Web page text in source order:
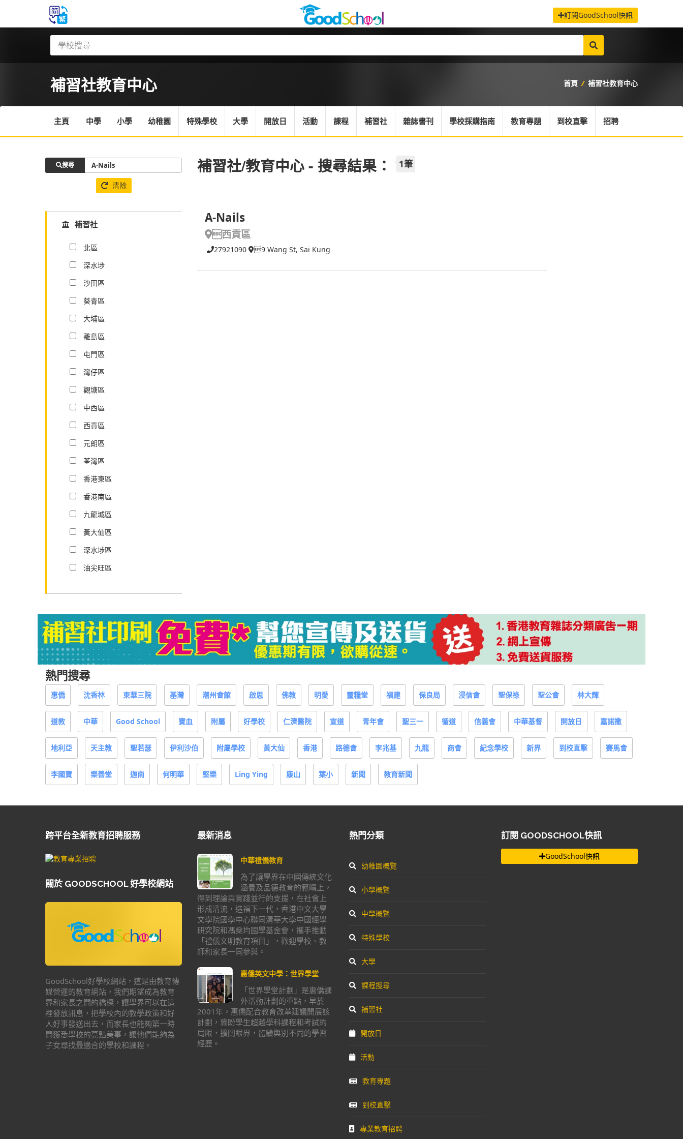
訂閱GoodSchool快訊
補習社教育中心 首頁 / 補習社教育中心
主頁 中學 小學 幼稚園 特殊學校 大學 開放日 活動 課程 補習社 雜誌書刊 學校採購指南 教育專題 到校直擊 招聘
補習社/教育中心 - 搜尋結果： 1筆
A-Nails
西貢區
27921090 9 Wang St, Sai Kung
搜尋
清除
補習社
北區
深水埗
沙田區
葵青區
大埔區
離島區
屯門區
灣仔區
觀塘區
中西區
西貢區
元朗區
荃灣區
香港東區
香港南區
九龍城區
黃大仙區
深水埗區
油尖旺區
熱門搜尋
惠僑 沈香林 東華三院 基灣 潮州會館 啟思 佛教 明愛 靈糧堂 福建 保良局 浸信會 聖保祿 聖公會 林大輝
道教 中華 Good School 寶血 附屬 好學校 仁濟醫院 宣道 青年會 聖三一 循道 信義會 中華基督 開放日 嘉諾撒
地利亞 天主教 聖若瑟 伊利沙伯 附屬學校 黃大仙 香港 路德會 李兆基 九龍 商會 紀念學校 新界 到校直擊 賽馬會
李國寶 樂善堂 迦南 何明華 堅樂 Ling Ying 康山 葉小 新聞 教育新聞
跨平台全新教育招聘服務
關於 GOODSCHOOL 好學校網站
GoodSchool好學校網站，這是由教育傳
媒營運的教育網站，我們期望成為教育
界和家長之間的橋樑，讓學界可以在這
裡發放訊息，把學校內的教學政策和好
人好事發送出去，而家長也能夠第一時
間獲悉學校的亮點美事，讓他們能夠為
子女尋找最適合的學校和課程。
最新消息
中華禮儀教育
為了讓學界在中國傳統文化
涵養及品德教育的範疇上，
得到理論與實踐並行的支援，在社會上
形成清流，造福下一代，香港中文大學
文學院國學中心聯同清華大學中國經學
研究院和馮燊均國學基金會，攜手推動
「禮儀文明教育項目」，歡迎學校、教
師和家長一同參與。
惠僑英文中學：世界學堂
「世界學堂計劃」是惠僑課
外活動計劃的重點，早於
2001年，惠僑配合教育改革建議開展該
計劃，冀盼學生超越學科課程和考試的
局限，擴闊眼界，體驗與別不同的學習
經歷。
熱門分類
幼稚園概覽
小學概覽
中學概覽
特殊學校
大學
課程搜尋
補習社
開放日
活動
教育專題
到校直擊
專業教育招聘
訂閱 GOODSCHOOL快訊
GoodSchool快訊